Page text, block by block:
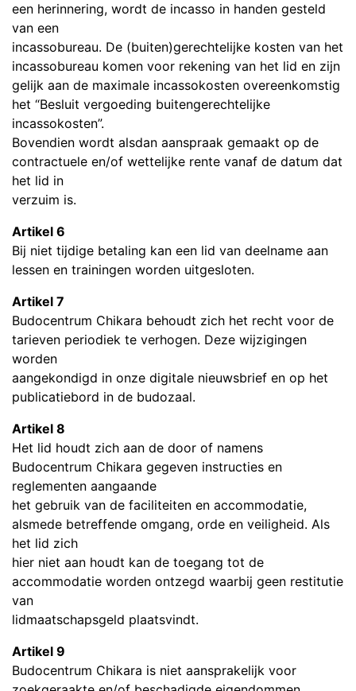
een herinnering, wordt de incasso in handen gesteld
van een
incassobureau. De (buiten)gerechtelijke kosten van het
incassobureau komen voor rekening van het lid en zijn
gelijk aan de maximale incassokosten overeenkomstig
het “Besluit vergoeding buitengerechtelijke
incassokosten”.
Bovendien wordt alsdan aanspraak gemaakt op de
contractuele en/of wettelijke rente vanaf de datum dat
het lid in
verzuim is.
Artikel 6
Bij niet tijdige betaling kan een lid van deelname aan
lessen en trainingen worden uitgesloten.
Artikel 7
Budocentrum Chikara behoudt zich het recht voor de
tarieven periodiek te verhogen. Deze wijzigingen
worden
aangekondigd in onze digitale nieuwsbrief en op het
publicatiebord in de budozaal.
Artikel 8
Het lid houdt zich aan de door of namens
Budocentrum Chikara gegeven instructies en
reglementen aangaande
het gebruik van de faciliteiten en accommodatie,
alsmede betreffende omgang, orde en veiligheid. Als
het lid zich
hier niet aan houdt kan de toegang tot de
accommodatie worden ontzegd waarbij geen restitutie
van
lidmaatschapsgeld plaatsvindt.
Artikel 9
Budocentrum Chikara is niet aansprakelijk voor